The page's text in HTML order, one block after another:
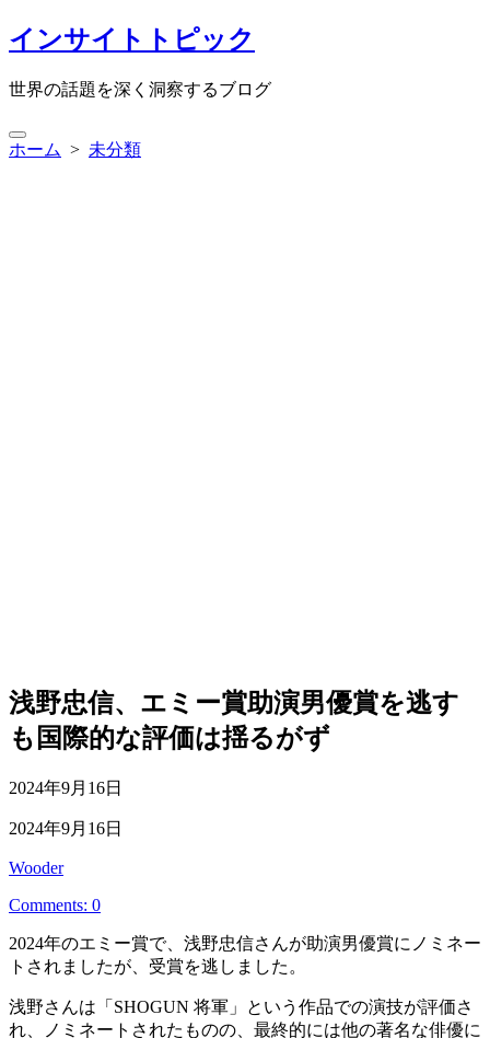
コ
ン
テ
ン
へ
インサイトトピック
世界の話題を深く洞察するブログ
検
索
ホーム > 未分類
浅野忠信、エミー賞助演男優賞を逃す
も国際的な評価は揺るがず
公
日
2024年9月16日
最
更
新
日
2024年9月16日
投
者
Wooder
Comments: 0
2024年のエミー賞で、浅野忠信さんが助演男優賞にノミネー
トされましたが、受賞を逃しました。
浅野さんは「SHOGUN 将軍」という作品での演技が評価さ
れ、ノミネートされたものの、最終的には他の著名な俳優に